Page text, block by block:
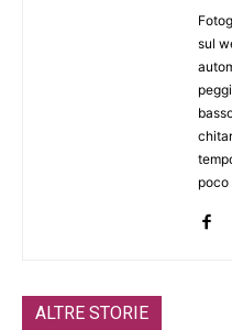
sul
poco
ALTRE STORIE